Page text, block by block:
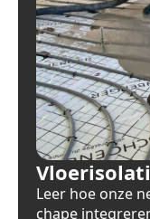
Leer hoe onze
chape